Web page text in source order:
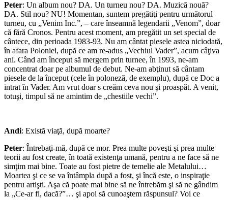
Peter: Un album nou? DA. Un turneu nou? DA. Muzică nouă?
DA. Stil nou? NU! Momentan, suntem pregătiţi pentru următorul
turneu, cu „Venim Inc.”, – care înseamnă legendarii „Venom”, doar
că fără Cronos. Pentru acest moment, am pregătit un set special de
cântece, din perioada 1983-93. Nu am cântat piesele astea niciodată,
în afara Poloniei, după ce am re-adus „Vechiul Vader”, acum câţiva
ani. Când am început să mergem prin turnee, în 1993, ne-am
concentrat doar pe albumul de debut. Ne-am abţinut să cântam
piesele de la început (cele în poloneză, de exemplu), după ce Doc a
intrat în Vader. Am vrut doar s creăm ceva nou şi proaspăt. A venit,
totuşi, timpul să ne amintim de „chestiile vechi”.
Andi: Există viaţă, după moarte?
Peter: Întrebaţi-mă, după ce mor. Prea multe poveşti şi prea multe
teorii au fost create, în toată existenţa umană, pentru a ne face să ne
simţim mai bine. Toate au fost pietre de temelie ale Metalului…
Moartea şi ce se va întâmpla după a fost, şi încă este, o inspiraţie
pentru artişti. Aşa că poate mai bine să ne întrebăm şi să ne gândim
la „Ce-ar fi, dacă?”… şi apoi să cunoaştem răspunsul? Voi ce